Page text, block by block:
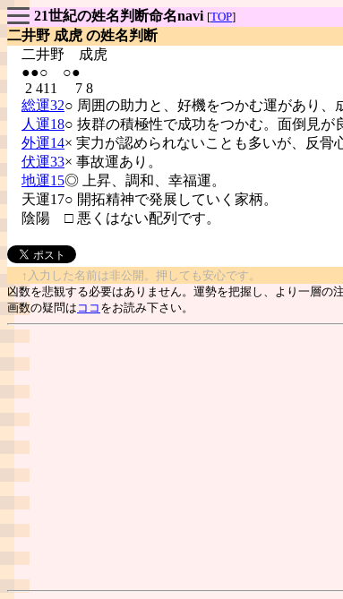
21世紀の姓名判断命名navi [TOP]
二井野 成虎 の姓名判断
二井野
成虎
●●○ ○●
2 411 7 8
総運32○ 周囲の助力と、好機をつかむ運があり、
人運18○ 抜群の積極性で成功をつかむ。面倒見が
外運14× 実力が認められないことも多いが、反骨
伏運33× 事故運あり。
地運15◎ 上昇、調和、幸福運。
天運17○ 開拓精神で発展していく家柄。
陰陽 □ 悪くはない配列です。
↑入力した名前は非公開。押しても安心です。
凶数を悲観する必要はありません。運勢を把握し、より一層の
画数の疑問は ココ をお読み下さい。